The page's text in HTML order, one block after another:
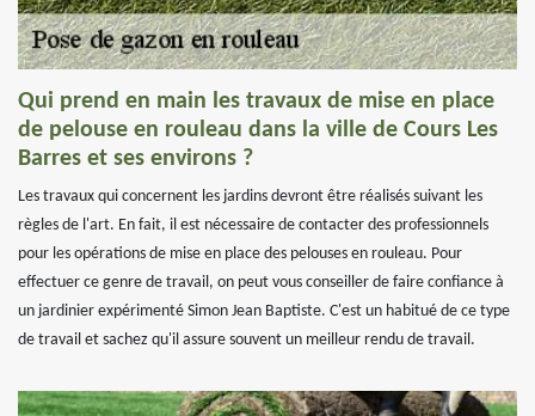
Qui prend en main les travaux de mise en place
de pelouse en rouleau dans la ville de Cours Les
Barres et ses environs ?
Les travaux qui concernent les jardins devront être réalisés suivant les
règles de l'art. En fait, il est nécessaire de contacter des professionnels
pour les opérations de mise en place des pelouses en rouleau. Pour
effectuer ce genre de travail, on peut vous conseiller de faire confiance à
un jardinier expérimenté Simon Jean Baptiste. C'est un habitué de ce type
de travail et sachez qu'il assure souvent un meilleur rendu de travail.